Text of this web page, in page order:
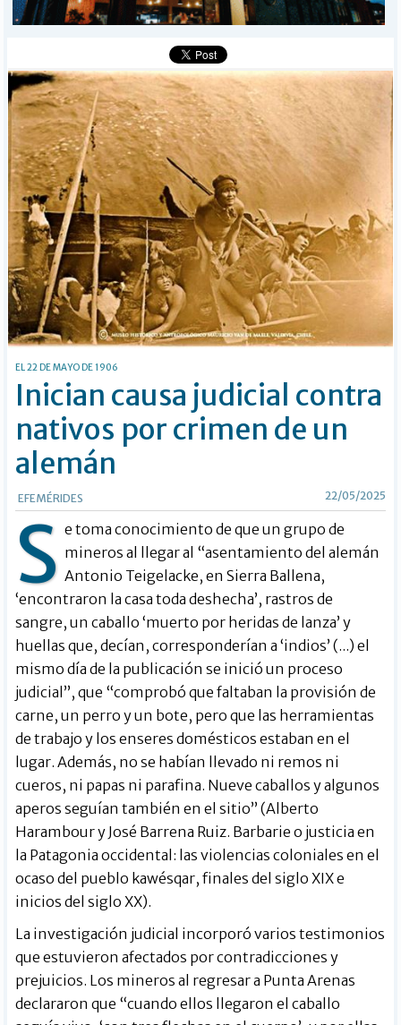
BÚSQUEDA
EL 22 DE MAYO DE 1906
Inician causa judicial contra
nativos por crimen de un
alemán
EFEMÉRIDES 22/05/2025
S e toma conocimiento de que un grupo de
mineros al llegar al “asentamiento del alemán
Antonio Teigelacke, en Sierra Ballena,
‘encontraron la casa toda deshecha’, rastros de
sangre, un caballo ‘muerto por heridas de lanza’ y
huellas que, decían, corresponderían a ‘indios’ (...) el
mismo día de la publicación se inició un proceso
judicial”, que “comprobó que faltaban la provisión de
carne, un perro y un bote, pero que las herramientas
de trabajo y los enseres domésticos estaban en el
lugar. Además, no se habían llevado ni remos ni
cueros, ni papas ni parafina. Nueve caballos y algunos
aperos seguían también en el sitio” (Alberto
Harambour y José Barrena Ruiz. Barbarie o justicia en
la Patagonia occidental: las violencias coloniales en el
ocaso del pueblo kawésqar, finales del siglo XIX e
inicios del siglo XX).
La investigación judicial incorporó varios testimonios
que estuvieron afectados por contradicciones y
prejuicios. Los mineros al regresar a Punta Arenas
declararon que “cuando ellos llegaron el caballo